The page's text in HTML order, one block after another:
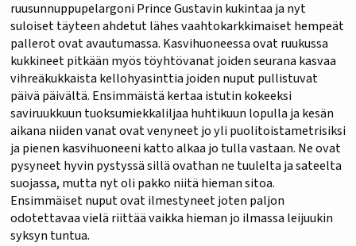
ruusunnuppupelargoni Prince Gustavin kukintaa ja nyt
suloiset täyteen ahdetut lähes vaahtokarkkimaiset hempeät
pallerot ovat avautumassa. Kasvihuoneessa ovat ruukussa
kukkineet pitkään myös töyhtövanat joiden seurana kasvaa
vihreäkukkaista kellohyasinttia joiden nuput pullistuvat
päivä päivältä. Ensimmäistä kertaa istutin kokeeksi
saviruukkuun tuoksumiekkaliljaa huhtikuun lopulla ja kesän
aikana niiden vanat ovat venyneet jo yli puolitoistametrisiksi
ja pienen kasvihuoneeni katto alkaa jo tulla vastaan. Ne ovat
pysyneet hyvin pystyssä sillä ovathan ne tuulelta ja sateelta
suojassa, mutta nyt oli pakko niitä hieman sitoa.
Ensimmäiset nuput ovat ilmestyneet joten paljon
odotettavaa vielä riittää vaikka hieman jo ilmassa leijuukin
syksyn tuntua.